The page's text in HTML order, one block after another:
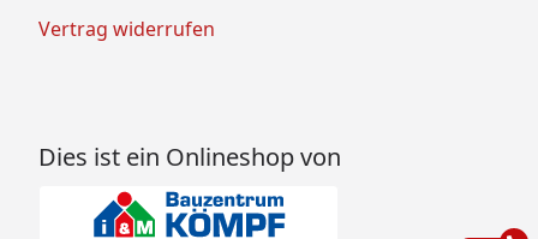
Vertrag widerrufen
Dies ist ein Onlineshop von